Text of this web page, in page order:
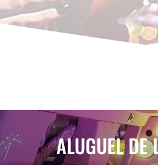
ALUGUEL DE